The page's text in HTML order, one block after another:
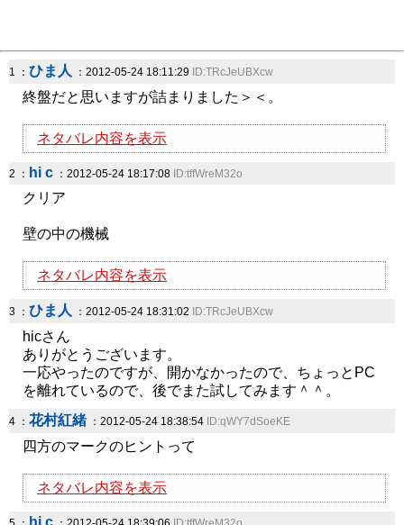
1 ： ひま人 ：2012-05-24 18:11:29 ID:TRcJeUBXcw
終盤だと思いますが詰まりました＞＜。
ネタバレ内容を表示
2 ： hi c ：2012-05-24 18:17:08 ID:tffWreM32o
クリア
壁の中の機械
ネタバレ内容を表示
3 ： ひま人 ：2012-05-24 18:31:02 ID:TRcJeUBXcw
hicさん
ありがとうございます。
一応やったのですが、開かなかったので、ちょっとPC
を離れているので、後でまた試してみます＾＾。
4 ： 花村紅緒：2012-05-24 18:38:54 ID:qWY7dSoeKE
四方のマークのヒントって
ネタバレ内容を表示
hi c